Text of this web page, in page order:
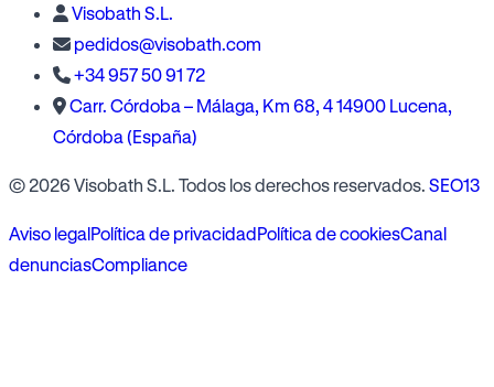
Visobath S.L.
pedidos@visobath.com
+34 957 50 91 72
Carr. Córdoba – Málaga, Km 68, 4 14900 Lucena,
Córdoba (España)
© 2026 Visobath S.L. Todos los derechos reservados. SEO13
Aviso legalPolítica de privacidadPolítica de cookiesCanal
denunciasCompliance